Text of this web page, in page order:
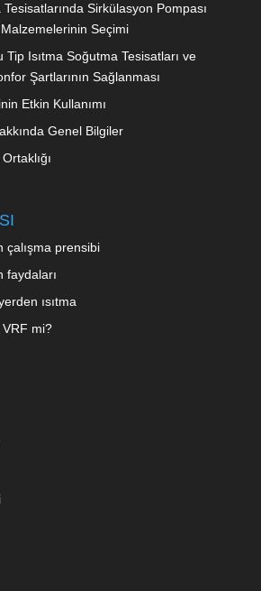
Sirkülasyon Pompası
Malzemelerinin Seçimi
Tip Isıtma Soğutma Tesisatları ve
Şartlarının Sağlanması
Etkin Kullanımı
Genel Bilgiler
çalışma prensibi
faydaları
ısıtma
VRF mi?